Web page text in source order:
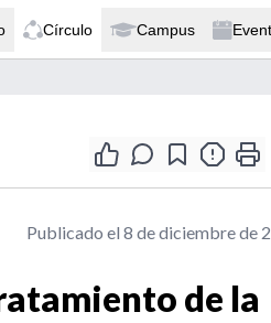
Círculo Campus
Publicado el 8 de diciembre de
de la